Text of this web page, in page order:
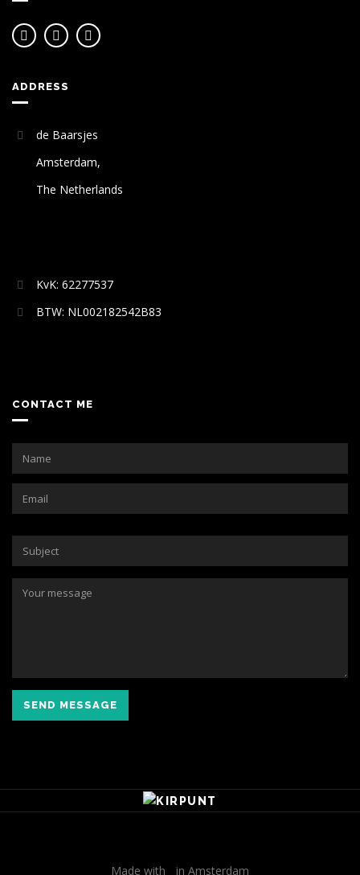
ADDRESS
de Baarsjes
Amsterdam,
The Netherlands
KvK: 62277537
BTW: NL002182542B83
CONTACT ME
SEND MESSAGE
Made with in Amsterdam